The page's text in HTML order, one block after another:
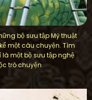
bộ sưu tập Mỹ thuật
một câu chuyện. Tìm
một bộ sưu tập nghệ
trò chuyện